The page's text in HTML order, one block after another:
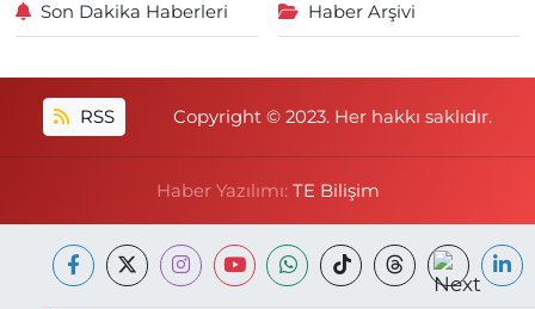
Son Dakika Haberleri Haber Arşivi
RSS Copyright © 2023. Her hakkı saklıdır.
Haber Yazılımı: TE Bilişim